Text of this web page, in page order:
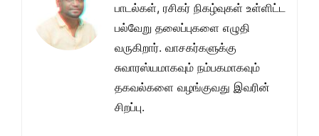
பாடல்கள், ரசிகர் நிகழ்வுகள் உள்ளிட்ட
பல்வேறு தலைப்புகளை எழுதி
வருகிறார். வாசகர்களுக்கு
சுவாரஸ்யமாகவும் நம்பகமாகவும்
தகவல்களை வழங்குவது இவரின்
சிறப்பு.